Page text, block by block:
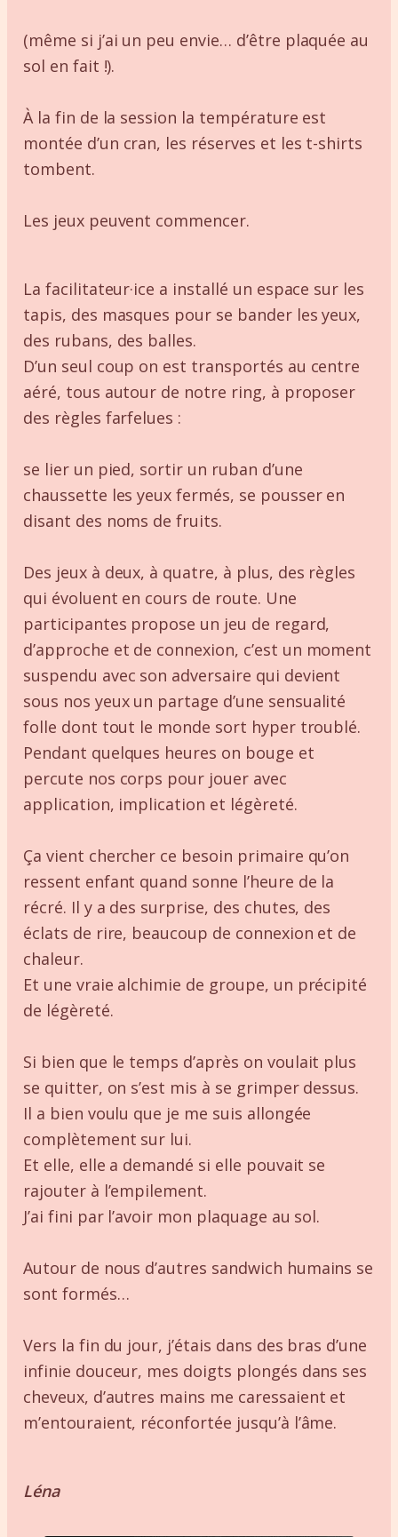
(même si j’ai un peu envie… d’être plaquée au
sol en fait !).
À la fin de la session la température est
montée d’un cran, les réserves et les t-shirts
tombent.
Les jeux peuvent commencer.
La facilitateur·ice a installé un espace sur les
tapis, des masques pour se bander les yeux,
des rubans, des balles.
D’un seul coup on est transportés au centre
aéré, tous autour de notre ring, à proposer
des règles farfelues :
se lier un pied, sortir un ruban d’une
chaussette les yeux fermés, se pousser en
disant des noms de fruits.
Des jeux à deux, à quatre, à plus, des règles
qui évoluent en cours de route. Une
participantes propose un jeu de regard,
d’approche et de connexion, c’est un moment
suspendu avec son adversaire qui devient
sous nos yeux un partage d’une sensualité
folle dont tout le monde sort hyper troublé.
Pendant quelques heures on bouge et
percute nos corps pour jouer avec
application, implication et légèreté.
Ça vient chercher ce besoin primaire qu’on
ressent enfant quand sonne l’heure de la
récré. Il y a des surprise, des chutes, des
éclats de rire, beaucoup de connexion et de
chaleur.
Et une vraie alchimie de groupe, un précipité
de légèreté.
Si bien que le temps d’après on voulait plus
se quitter, on s’est mis à se grimper dessus.
Il a bien voulu que je me suis allongée
complètement sur lui.
Et elle, elle a demandé si elle pouvait se
rajouter à l’empilement.
J’ai fini par l’avoir mon plaquage au sol.
Autour de nous d’autres sandwich humains se
sont formés…
Vers la fin du jour, j’étais dans des bras d’une
infinie douceur, mes doigts plongés dans ses
cheveux, d’autres mains me caressaient et
m’entouraient, réconfortée jusqu’à l’âme.
Léna